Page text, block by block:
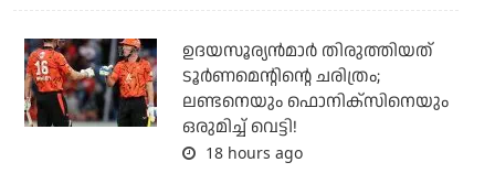
ഉദയസൂര്യന്‍മാര്‍ തിരുത്തിയത്
ടൂര്‍ണമെന്റിന്റെ ചരിത്രം;
ലണ്ടനെയും ഫൊനിക്‌സിനെയും
ഒരുമിച്ച് വെട്ടി!
18 hours ago